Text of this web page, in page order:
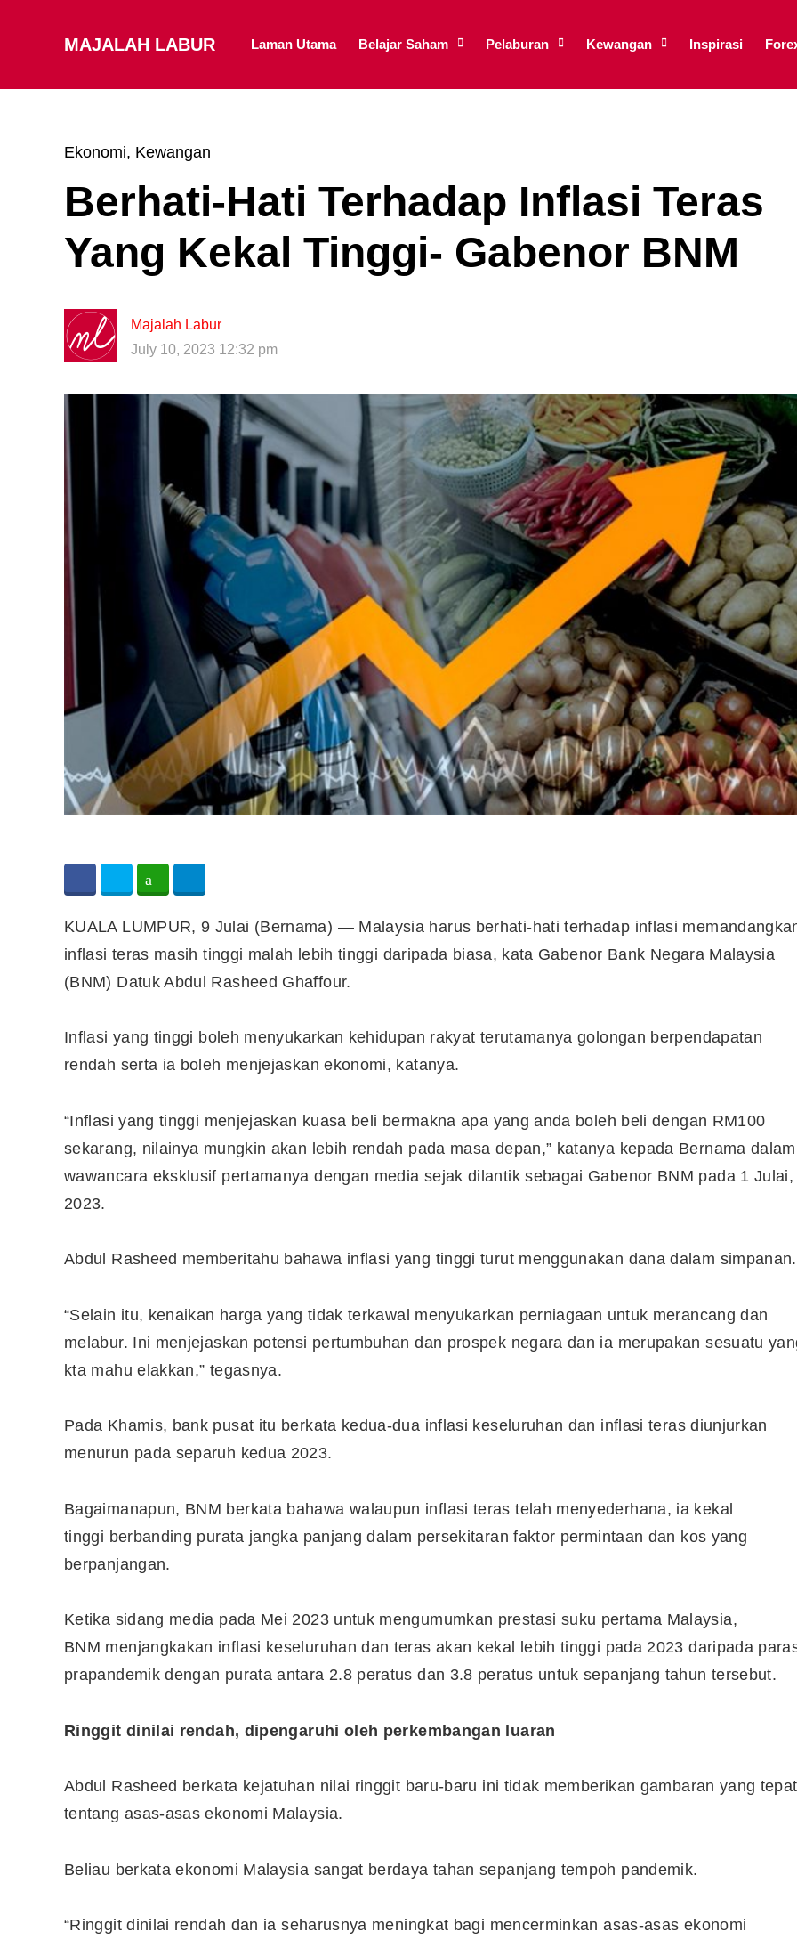
MAJALAH LABUR Laman Utama Belajar Saham Pelaburan Kewangan Inspirasi
Ekonomi, Kewangan
Berhati-Hati Terhadap Inflasi Teras
Yang Kekal Tinggi- Gabenor BNM
Majalah Labur
July 10, 2023 12:32 pm
KUALA LUMPUR, 9 Julai (Bernama) — Malaysia harus berhati-hati terhadap inflasi
inflasi teras masih tinggi malah lebih tinggi daripada biasa, kata Gabenor Bank Negara Malaysia
(BNM) Datuk Abdul Rasheed Ghaffour.
Inflasi yang tinggi boleh menyukarkan kehidupan rakyat terutamanya golongan berpendapatan
rendah serta ia boleh menjejaskan ekonomi, katanya.
“Inflasi yang tinggi menjejaskan kuasa beli bermakna apa yang anda boleh beli dengan RM100
sekarang, nilainya mungkin akan lebih rendah pada masa depan,” katanya kepada Bernama dalam
wawancara eksklusif pertamanya dengan media sejak dilantik sebagai Gabenor BNM pada 1 Julai,
2023.
Abdul Rasheed memberitahu bahawa inflasi yang tinggi turut menggunakan dana dalam simpanan.
“Selain itu, kenaikan harga yang tidak terkawal menyukarkan perniagaan untuk merancang dan
melabur. Ini menjejaskan potensi pertumbuhan dan prospek negara dan ia merupakan sesuatu
kta mahu elakkan,” tegasnya.
Pada Khamis, bank pusat itu berkata kedua-dua inflasi keseluruhan dan inflasi teras diunjurkan
menurun pada separuh kedua 2023.
Bagaimanapun, BNM berkata bahawa walaupun inflasi teras telah menyederhana, ia kekal
tinggi berbanding purata jangka panjang dalam persekitaran faktor permintaan dan kos yang
berpanjangan.
Ketika sidang media pada Mei 2023 untuk mengumumkan prestasi suku pertama Malaysia,
BNM menjangkakan inflasi keseluruhan dan teras akan kekal lebih tinggi pada 2023 daripada
prapandemik dengan purata antara 2.8 peratus dan 3.8 peratus untuk sepanjang tahun tersebut.
Ringgit dinilai rendah, dipengaruhi oleh perkembangan luaran
Abdul Rasheed berkata kejatuhan nilai ringgit baru-baru ini tidak memberikan gambaran yang tepat
tentang asas-asas ekonomi Malaysia.
Beliau berkata ekonomi Malaysia sangat berdaya tahan sepanjang tempoh pandemik.
“Ringgit dinilai rendah dan ia seharusnya meningkat bagi mencerminkan asas-asas ekonomi